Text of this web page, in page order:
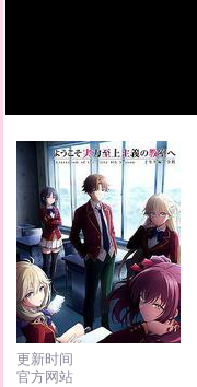
更新时间
官方网站